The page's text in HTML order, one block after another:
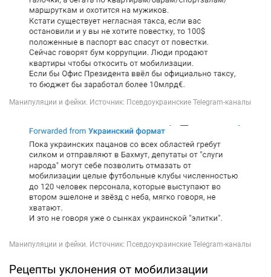
Рецепты уклонения от мобилизации